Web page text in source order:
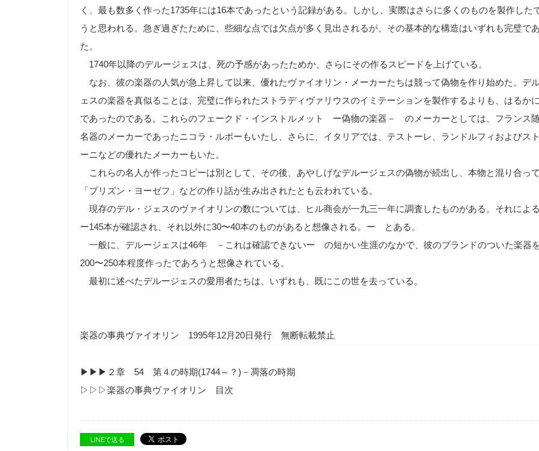
く、最も数多く作った1735年には16本であったという記録がある。しかし、実際はさらに多くのものを製作した
うと思われる。急ぎ過ぎたために、些細な点では欠点が多く見出されるが、その基本的な構造はいずれも完璧で
た。
1740年以降のデルージェスは、死の予感があったためか、さらにその作るスピードを上げている。
なお、彼の楽器の人気が急上昇して以来、優れたヴァイオリン・メーカーたちは競って偽物を作り始めた。デ
ェスの楽器を真似ることは、完璧に作られたストラディヴァリウスのイミテーションを製作するよりも、はるか
であったのである。これらのフェークド・インストルメット ー偽物の楽器－ のメーカーとしては、フランス
名器のメーカーであったニコラ・ルポーもいたし、さらに、イタリアでは、テストーレ、ランドルフィおよびス
ーニなどの優れたメーカーもいた。
これらの名人が作ったコピーは別として、その後、あやしげなデルージェスの偽物が続出し、本物と混り合って
「プリズン・ヨーゼフ」などの作り話が生み出されたとも云われている。
現存のデル・ジェスのヴァイオリンの数については、ヒル商会が一九三一年に調査したものがある。それによ
ー145本が確認され、それ以外に30〜40本のものがあると想像される。ー とある。
一般に、デルージェスは46年 －これは確認できないー の短かい生涯のなかで、彼のブランドのついた楽器
200〜250本程度作ったであろうと想像されている。
最初に述べたデルージェスの愛用者たちは、いずれも、既にこの世を去っている。
楽器の事典ヴァイオリン 1995年12月20日発行 無断転載禁止
▶︎▶︎▶︎２章 54 第４の時期(1744～？)－凋落の時期
▷▷▷楽器の事典ヴァイオリン 目次
LINEで送る